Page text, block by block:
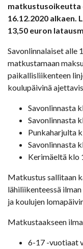
matkustusoikeutta
16.12.2020 alkaen.
13,50 euron
Savonlinnalaiset
matkustamaan
paikallisliikenteen
koulupäivinä
Savonlinnasta
Savonlinnasta
Punkaharjulta
Savonlinnasta
Kerimäeltä klo
Matkustus sallitaan
lähiliikenteessä
ja koulujen
Matkustaakseen
6-17 -vuotiaat